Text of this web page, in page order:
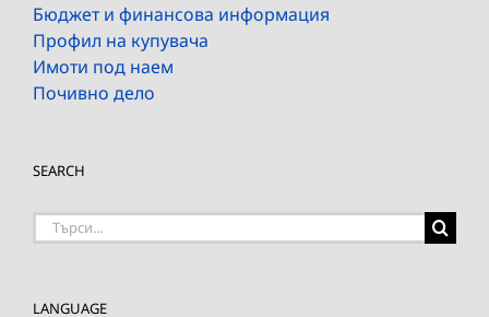
Бюджет и финансова информация
Профил на купувача
Имоти под наем
Почивно дело
SEARCH
Търсене
LANGUAGE